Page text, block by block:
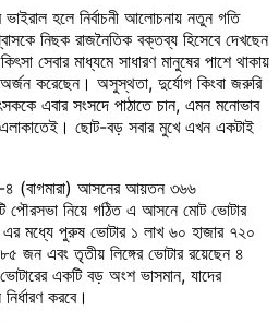
হলে নির্বাচনী আলোচনায় নতুন গতি
নিছক রাজনৈতিক বক্তব্য হিসেবে দেখছেন
সেবার মাধ্যমে সাধারণ মানুষের পাশে থাকায়
করেছেন। অসুস্থতা, দুর্যোগ কিংবা জরুরি
এবার সংসদে পাঠাতে চান, এমন মনোভাব
ছোট-বড় সবার মুখে এখন একটাই
৪ (বাগমারা) আসনের আয়তন ৩৬৬
পৌরসভা নিয়ে গঠিত এ আসনে মোট ভোটার
মধ্যে পুরুষ ভোটার ১ লাখ ৬০ হাজার ৭২০
জন এবং তৃতীয় লিঙ্গের ভোটার রয়েছেন ৪
একটি বড় অংশ ভাসমান, যাদের
করবে।